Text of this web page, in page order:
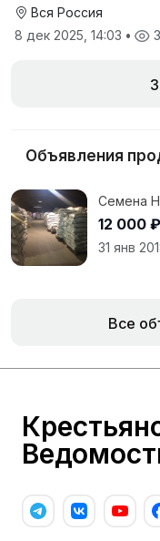
Вся Россия
8 дек 2025, 14:03 •
Объявления
Семена
12 000 ₽
31 янв
Все